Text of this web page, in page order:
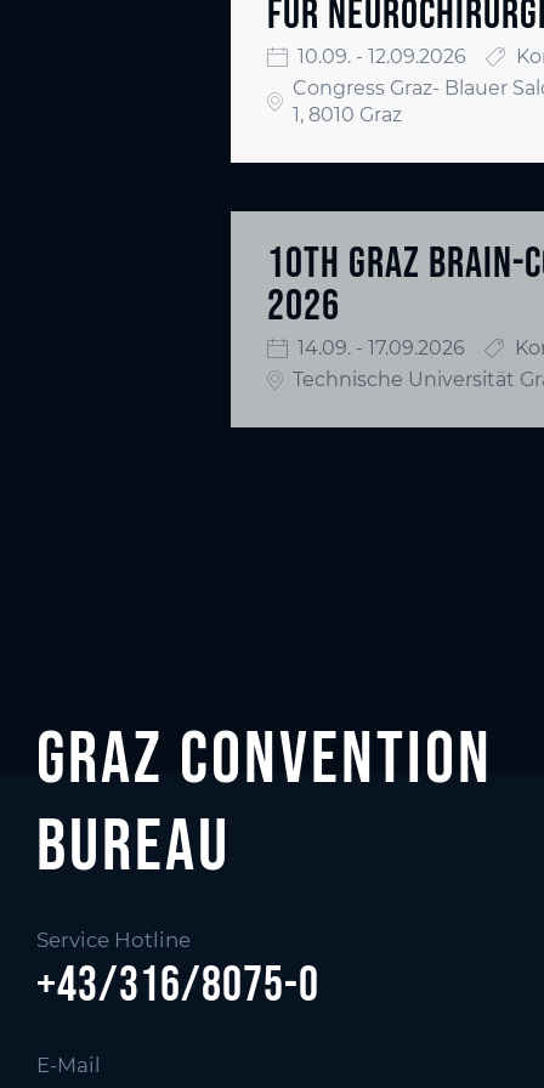
FÜR
10.09. - 12.09.2026
Congress Graz- Blauer
1, 8010 Graz
10TH GRAZ BRAIN-
2026
14.09. - 17.09.2026
Technische Universität
Graz Convention
Bureau
Service Hotline
+43/316/8075-0
E-Mail